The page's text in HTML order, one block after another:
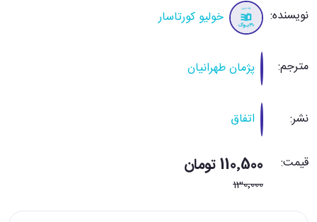
نویسنده: خولیو کورتاسار
مترجم: پژمان طهرانیان
نشر: اتفاق
قیمت: 110٬500 تومان
130٬000